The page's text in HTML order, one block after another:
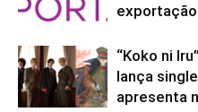
“Koko ni
lança
apresenta